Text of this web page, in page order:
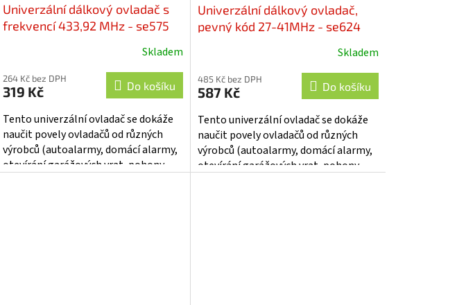
Univerzální dálkový ovladač s
frekvencí 433,92 MHz - se575
Skladem
264 Kč bez DPH
319 Kč Do košíku
Tento univerzální ovladač se dokáže
naučit povely ovladačů od různých
výrobců (autoalarmy, domácí alarmy,
otevírání garážových vrat, pohony
Univerzální dálkový ovladač,
pevný kód 27-41MHz - se624
Skladem
485 Kč bez DPH
587 Kč Do košíku
Tento univerzální ovladač se dokáže
naučit povely ovladačů od různých
výrobců (autoalarmy, domácí alarmy,
otevírání garážových vrat, pohony